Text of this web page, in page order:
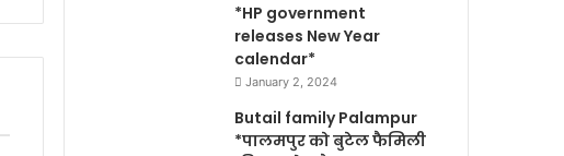
*HP government
releases New Year
calendar*
January 2, 2024
Butail family Palampur
*पालमपुर को बुटेल फैमिली